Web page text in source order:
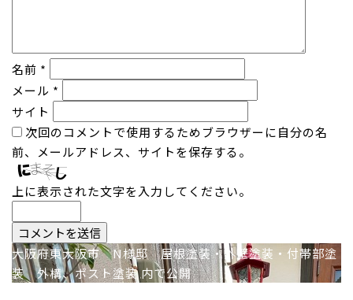
名前 *
メール *
サイト
次回のコメントで使用するためブラウザーに自分の名
前、メールアドレス、サイトを保存する。
上に表示された文字を入力してください。
投
稿
大阪府東大阪市 N様邸 屋根塗装・外壁塗装・付帯部塗
装 外構、ポスト塗装 内で公開